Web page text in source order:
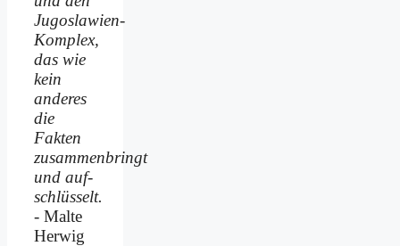
Jugoslawien-
Komplex,
das wie
kein
anderes
die
Fakten
zusammenbringt
und auf­
schlüsselt.
- Malte
Herwig